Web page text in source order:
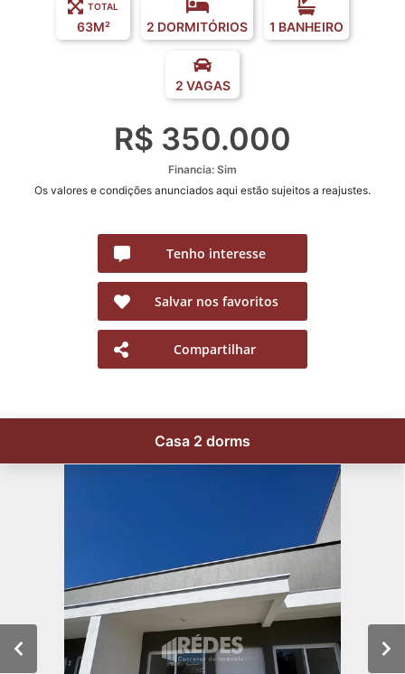
TOTAL
63M² 2 DORMITÓRIOS 1 BANHEIRO
2 VAGAS
R$ 350.000
Financia: Sim
Os valores e condições anunciados aqui estão sujeitos a reajustes.
Tenho interesse
Salvar nos favoritos
Compartilhar
Casa 2 dorms